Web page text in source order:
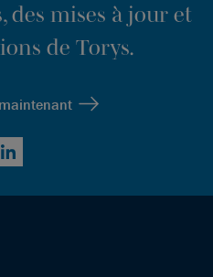
des mises à jour et
de Torys.
LinkedIn